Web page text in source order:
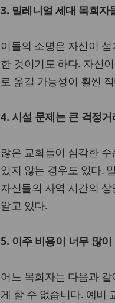
3. 밀레니얼 세대 목회자
이들의 소명은 자신이
한 것이기도 하다. 자신
로 옮길 가능성이 훨씬
4. 시설 문제는 큰 걱정거
많은 교회들이 심각한
있지 않는 경우도 있다.
자신들의 사역 시간의
알고 있다.
5. 이주 비용이 너무 많이
어느 목회자는 다음과
게 할 수 없습니다. 예비